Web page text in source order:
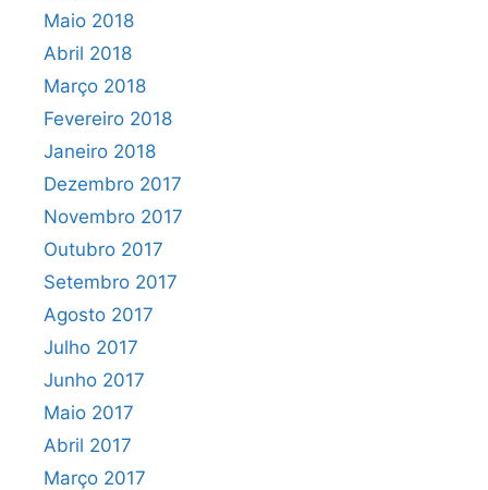
Maio 2018
Abril 2018
Março 2018
Fevereiro 2018
Janeiro 2018
Dezembro 2017
Novembro 2017
Outubro 2017
Setembro 2017
Agosto 2017
Julho 2017
Junho 2017
Maio 2017
Abril 2017
Março 2017